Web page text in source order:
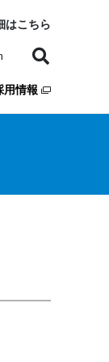
はこちら
用情報